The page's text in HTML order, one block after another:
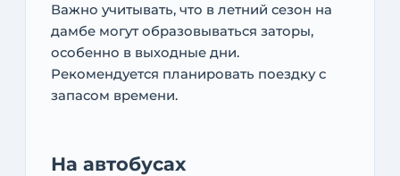
Важно учитывать, что в летний сезон на
дамбе могут образовываться заторы,
особенно в выходные дни.
Рекомендуется планировать поездку с
запасом времени.
На автобусах